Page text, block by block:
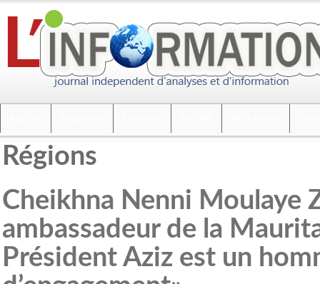
Régions
Cheikhna Nenni Moulaye
ambassadeur de la
Président Aziz est un